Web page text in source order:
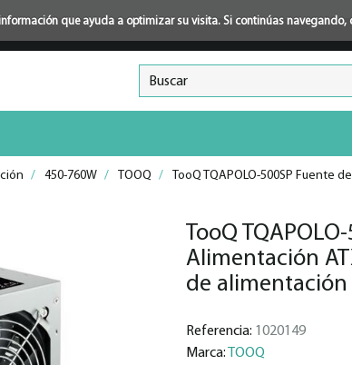
que ayuda a optimizar su visita. Si continúas
/ 450-760W / TOOQ / TooQ TQAPOLO-500SP Fuente
TooQ
Alimentación
de alimentación
Referencia: 1020149
Marca:
TOOQ